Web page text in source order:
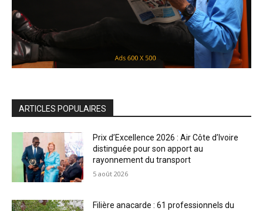
ARTICLES POPULAIRES
Prix d’Excellence 2026 : Air Côte d’Ivoire
distinguée pour son apport au
rayonnement du transport
5 août 2026
Filière anacarde : 61 professionnels du